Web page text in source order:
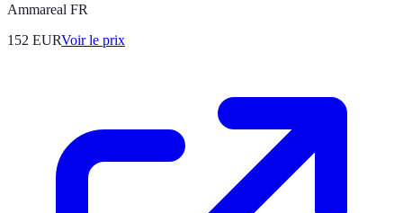
Ammareal FR
152 EURVoir le prix